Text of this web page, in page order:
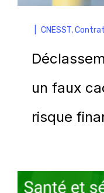
CNESST,Contrat
un faux
risque